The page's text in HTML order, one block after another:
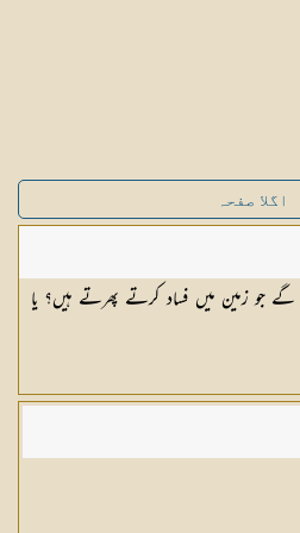
اگلا صفحہ
جو زمین میں فساد کرتے پھرتے ہیں؟ یا